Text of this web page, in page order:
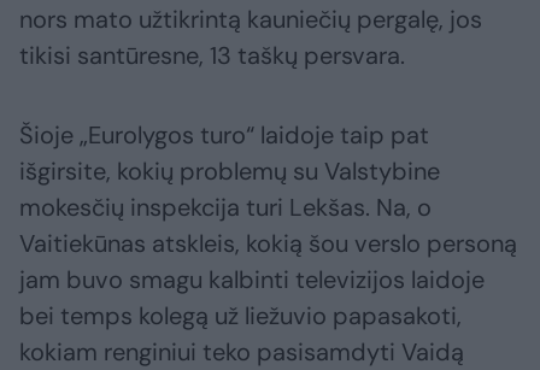
nors mato užtikrintą kauniečių pergalę, jos
tikisi santūresne, 13 taškų persvara.
Šioje „Eurolygos turo“ laidoje taip pat
išgirsite, kokių problemų su Valstybine
mokesčių inspekcija turi Lekšas. Na, o
Vaitiekūnas atskleis, kokią šou verslo personą
jam buvo smagu kalbinti televizijos laidoje
bei temps kolegą už liežuvio papasakoti,
kokiam renginiui teko pasisamdyti Vaidą